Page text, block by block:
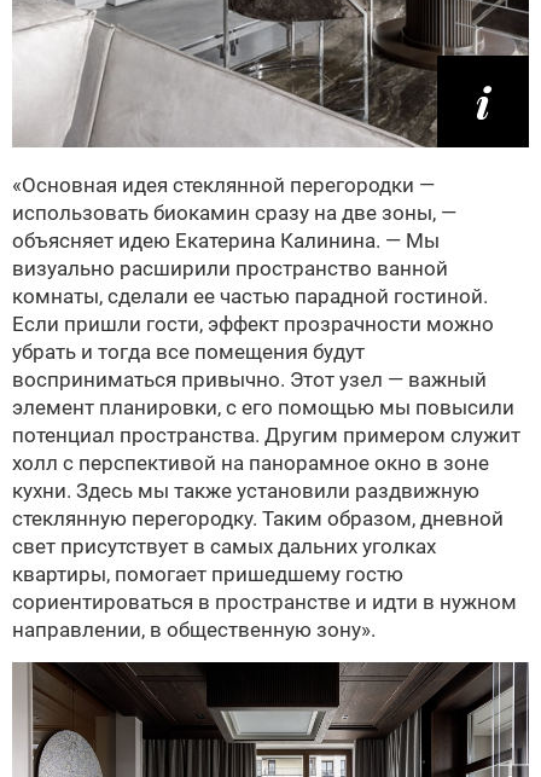
«Основная идея стеклянной перегородки —
использовать биокамин сразу на две зоны, —
объясняет идею Екатерина Калинина. — Мы
визуально расширили пространство ванной
комнаты, сделали ее частью парадной гостиной.
Если пришли гости, эффект прозрачности можно
убрать и тогда все помещения будут
восприниматься привычно. Этот узел — важный
элемент планировки, с его помощью мы повысили
потенциал пространства. Другим примером служит
холл с перспективой на панорамное окно в зоне
кухни. Здесь мы также установили раздвижную
стеклянную перегородку. Таким образом, дневной
свет присутствует в самых дальних уголках
квартиры, помогает пришедшему гостю
сориентироваться в пространстве и идти в нужном
направлении, в общественную зону».